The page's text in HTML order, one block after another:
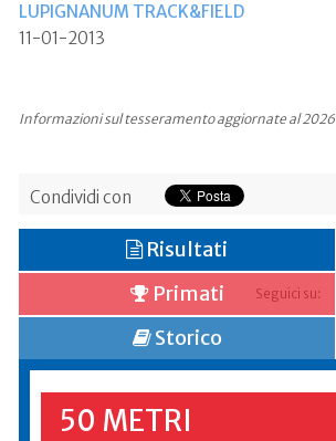
LUPIGNANUM TRACK&FIELD
11-01-2013
Informazioni sul tesseramento aggiornate al 2026
Condividi con
Seguici su:
Risultati
Primati
Storico
50 METRI